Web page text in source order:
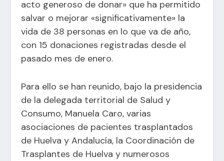
acto generoso de donar» que ha permitido
salvar o mejorar «significativamente» la
vida de 38 personas en lo que va de año,
con 15 donaciones registradas desde el
pasado mes de enero.
Para ello se han reunido, bajo la presidencia
de la delegada territorial de Salud y
Consumo, Manuela Caro, varias
asociaciones de pacientes trasplantados
de Huelva y Andalucía, la Coordinación de
Trasplantes de Huelva y numerosos